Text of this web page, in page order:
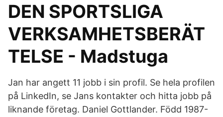
DEN SPORTSLIGA
VERKSAMHETSBERÄT
TELSE - Madstuga
Jan har angett 11 jobb i sin profil. Se hela profilen
på LinkedIn, se Jans kontakter och hitta jobb på
liknande företag. Daniel Gottlander. Född 1987-